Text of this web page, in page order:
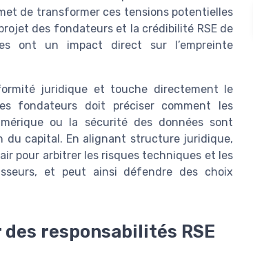
de transformer ces tensions potentielles
des fondateurs et la crédibilité RSE de
ont un impact direct sur l’empreinte
juridique et touche directement le
fondateurs doit préciser comment les
ou la sécurité des données sont
du capital. En alignant structure juridique,
pour arbitrer les risques techniques et les
et peut ainsi défendre des choix
responsabilités RSE